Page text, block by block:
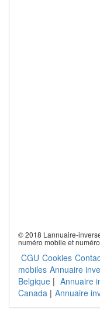
© 2018 Lannuaire-
numéro mobile et
CGU Cookies
mobiles Annuaire
Belgique | Annuaire
Canada | Annuaire